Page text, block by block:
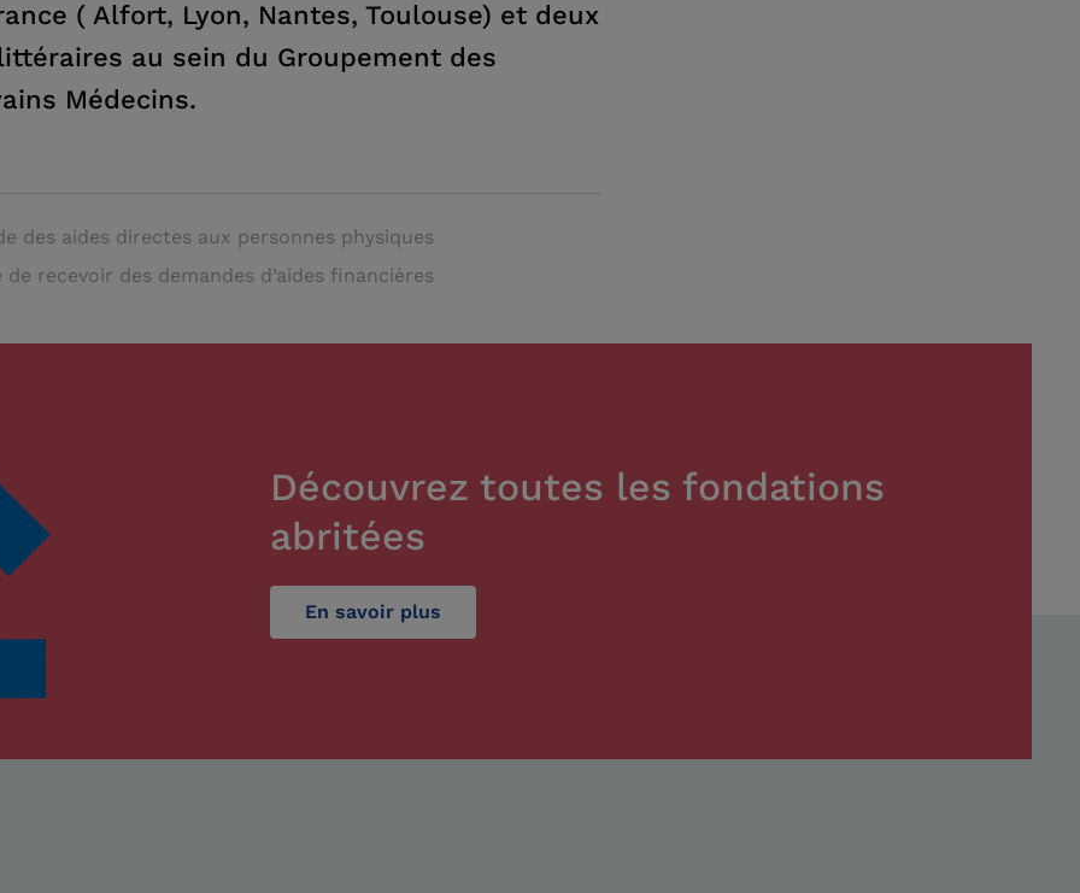
( Alfort, Lyon, Nantes, Toulouse) et deux
au sein du Groupement des
Médecins.
des aides directes aux personnes physiques
de recevoir des demandes d’aides financières
Découvrez toutes les fondations
abritées
En savoir plus